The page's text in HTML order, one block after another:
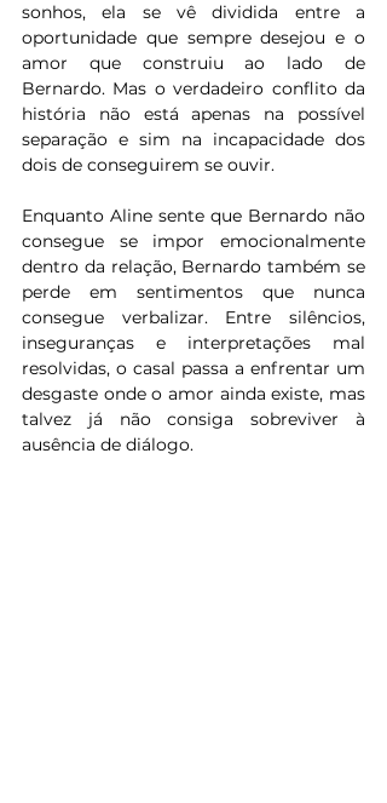
sonhos, ela se vê dividida entre a
oportunidade que sempre desejou e o
amor que construiu ao lado de
Bernardo. Mas o verdadeiro conflito da
história não está apenas na possível
separação e sim na incapacidade dos
dois de conseguirem se ouvir.
Enquanto Aline sente que Bernardo não
consegue se impor emocionalmente
dentro da relação, Bernardo também se
perde em sentimentos que nunca
consegue verbalizar. Entre silêncios,
inseguranças e interpretações mal
resolvidas, o casal passa a enfrentar um
desgaste onde o amor ainda existe, mas
talvez já não consiga sobreviver à
ausência de diálogo.